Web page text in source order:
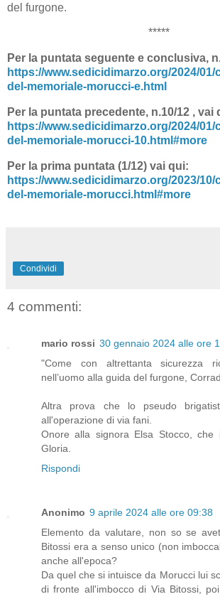
del furgone.
*****
Per la puntata seguente e conclusiva,
https://www.sedicidimarzo.org/2024/
del-memoriale-morucci-e.html
Per la puntata precedente, n.10/12 , vai
https://www.sedicidimarzo.org/2024/
del-memoriale-morucci-10.html#more
Per la prima puntata (1/12) vai qui:
https://www.sedicidimarzo.org/2023/
del-memoriale-morucci.html#more
Condividi
4 commenti:
mario rossi 30 gennaio 2024 alle ore
"Come con altrettanta sicurezza
nell’uomo alla guida del furgone,
Altra prova che lo pseudo
all'operazione di via fani.
Onore alla signora Elsa Stocco, che
Gloria.
Rispondi
Anonimo 9 aprile 2024 alle ore 09:38
Elemento da valutare, non so se
Bitossi era a senso unico (non
anche all'epoca?
Da quel che si intuisce da Morucci lui
di fronte all'imbocco di Via Bitossi,